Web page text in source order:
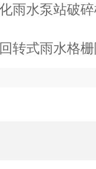
雨水泵站破
转式雨水格